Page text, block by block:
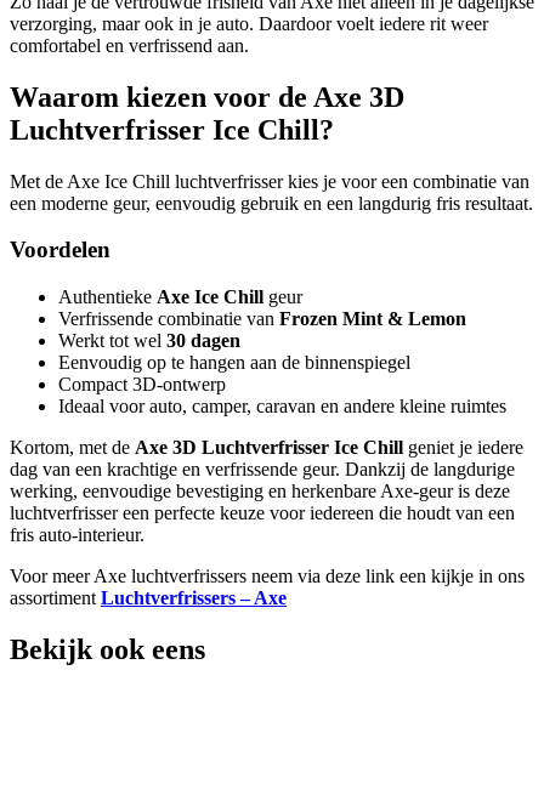
verzorging, maar ook in je auto. Daardoor voelt iedere rit weer
comfortabel en verfrissend aan.
Waarom kiezen voor de Axe 3D
Luchtverfrisser Ice Chill?
Met de Axe Ice Chill luchtverfrisser kies je voor een combinatie van
een moderne geur, eenvoudig gebruik en een langdurig fris resultaat.
Voordelen
Authentieke Axe Ice Chill geur
Verfrissende combinatie van Frozen Mint & Lemon
Werkt tot wel 30 dagen
Eenvoudig op te hangen aan de binnenspiegel
Compact 3D-ontwerp
Ideaal voor auto, camper, caravan en andere kleine ruimtes
Kortom, met de Axe 3D Luchtverfrisser Ice Chill geniet je iedere
dag van een krachtige en verfrissende geur. Dankzij de langdurige
werking, eenvoudige bevestiging en herkenbare Axe-geur is deze
luchtverfrisser een perfecte keuze voor iedereen die houdt van een
fris auto-interieur.
Voor meer Axe luchtverfrissers neem via deze link een kijkje in ons
assortiment Luchtverfrissers – Axe
Bekijk ook eens